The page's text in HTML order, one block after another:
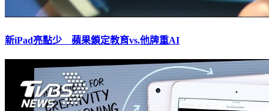
新iPad亮點少 蘋果鎖定教育vs.他牌重AI